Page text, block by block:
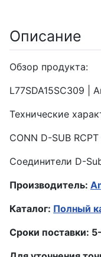
Описание
Обзор продукта:
L77SDA15SC309 |
Технические
CONN D-SUB
Соединители D-
Производитель:
Каталог: Полный
Сроки поставки: